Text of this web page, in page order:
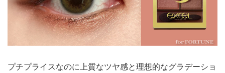
プチプライスなのに上質なツヤ感と理想的なグラデーショ